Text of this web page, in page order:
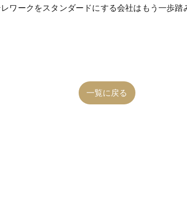
ワークをスタンダードにする会社はもう一歩
一覧に戻る